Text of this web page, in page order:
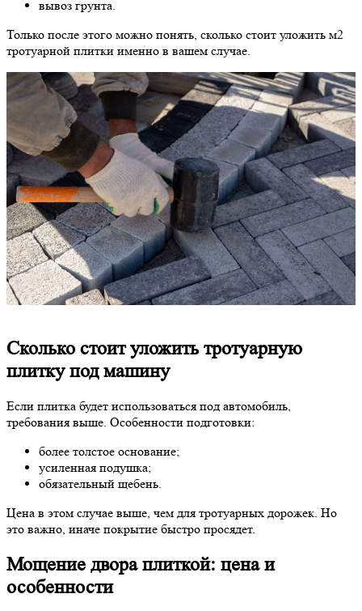
вывоз грунта.
Только после этого можно понять, сколько стоит уложить м2
тротуарной плитки именно в вашем случае.
Сколько стоит уложить тротуарную
плитку под машину
Если плитка будет использоваться под автомобиль,
требования выше. Особенности подготовки:
более толстое основание;
усиленная подушка;
обязательный щебень.
Цена в этом случае выше, чем для тротуарных дорожек. Но
это важно, иначе покрытие быстро просядет.
Мощение двора плиткой: цена и
особенности